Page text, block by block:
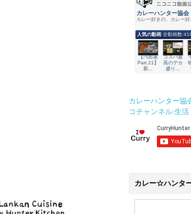
カレーハンター
コチャンネル:生活
カレー☆ハンタ